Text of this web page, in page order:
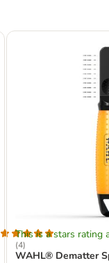
This is a stars rating
(4)
WAHL® Dematter